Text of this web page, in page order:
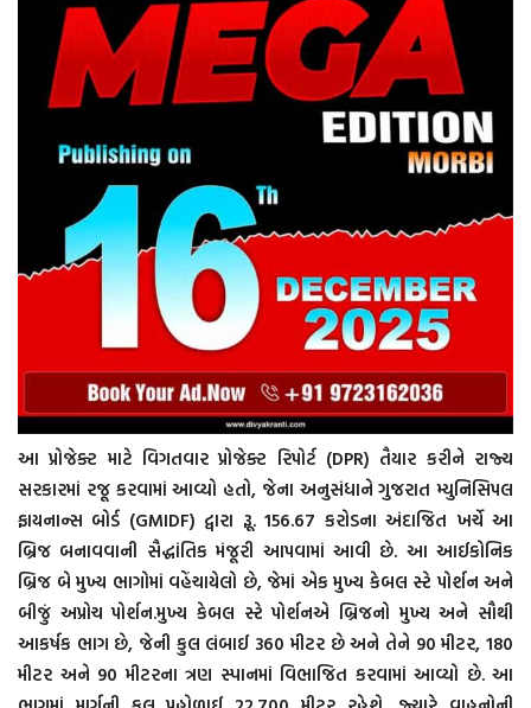
આ પ્રોજેક્ટ માટે વિગતવાર પ્રોજેક્ટ રિપોર્ટ (DPR) તૈયાર કરીને રાજ્ય
સરકારમાં રજૂ કરવામાં આવ્યો હતો, જેના અનુસંધાને ગુજરાત મ્યુનિસિપલ
ફાયનાન્સ બોર્ડ (GMIDF) દ્વારા રૂૂ. 156.67 કરોડના અંદાજિત ખર્ચે આ
બ્રિજ બનાવવાની સૈદ્ધાંતિક મંજૂરી આપવામાં આવી છે. આ આઈકોનિક
બ્રિજ બે મુખ્ય ભાગોમાં વહેંચાયેલો છે, જેમાં એક મુખ્ય કેબલ સ્ટે પોર્શન અને
બીજું અપ્રોચ પોર્શન.મુખ્ય કેબલ સ્ટે પોર્શનએ બ્રિજનો મુખ્ય અને સૌથી
આકર્ષક ભાગ છે, જેની કુલ લંબાઈ 360 મીટર છે અને તેને 90 મીટર, 180
મીટર અને 90 મીટરના ત્રણ સ્પાનમાં વિભાજિત કરવામાં આવ્યો છે. આ